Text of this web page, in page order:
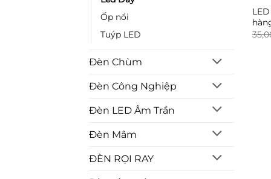
Ốp nổi
Tuýp LED
Đèn Chùm
Đèn Công Nghiệp
Đèn LED Âm Trần
Đèn Mâm
ĐÈN RỌI RAY